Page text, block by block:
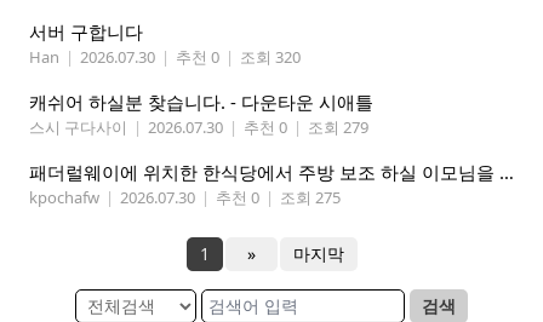
서버 구합니다
Han | 2026.07.30 | 추천 0 | 조회 320
캐쉬어 하실분 찾습니다. - 다운타운 시애틀
스시 구다사이 | 2026.07.30 | 추천 0 | 조회 279
패더럴웨이에 위치한 한식당에서 주방 보조 하실 이모님을 찾고 있습니다
kpochafw | 2026.07.30 | 추천 0 | 조회 275
1 » 마지막
검색